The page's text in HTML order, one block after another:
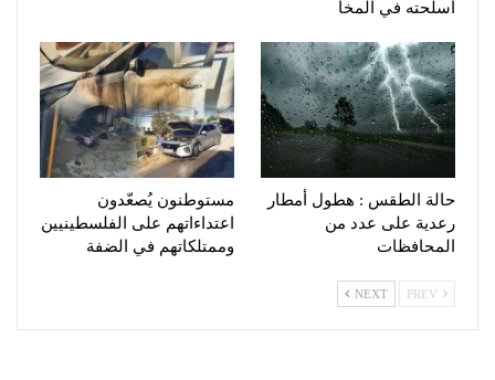
أسلحته في المخا
حالة الطقس : هطول أمطار
رعدية على عدد من
المحافظات
مستوطنون يُصعّدون
اعتداءاتهم على الفلسطينيين
وممتلكاتهم في الضفة
NEXT